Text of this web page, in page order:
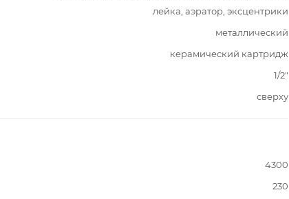
лейка, аэратор, эксцентрики
металлический
керамический картридж
1/2"
сверху
4300
230